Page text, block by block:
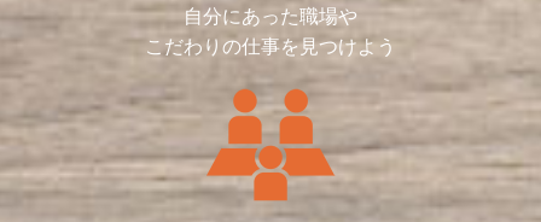
自分にあった職場や
こだわりの仕事を見つけよう